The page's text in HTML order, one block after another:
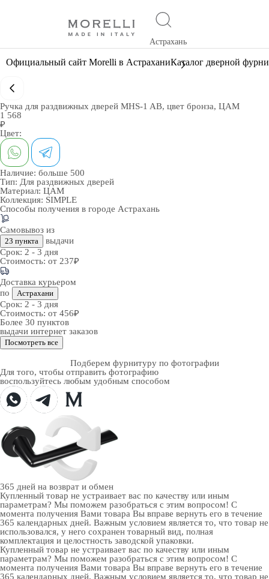
Астрахань
Официальный сайт Morelli в АстраханиКаталог дверной
Ручка для раздвижных дверей MHS-1 AB, цвет бронза, ЦАМ
1 568
₽
Цвет:
Наличие: больше 500
Тип: Для раздвижных дверей
Материал: ЦАМ
Коллекция: SIMPLE
Способы получения в городе Астрахань
Самовывоз из
23 пункта
выдачи
Срок: 2 - 3 дня
Стоимость: от 237₽
Доставка курьером
по
Астрахани
Срок: 2 - 3 дня
Стоимость: от 456₽
Более 30 пунктов
выдачи интернет заказов
Посмотреть все
Подберем фурнитуру по фотографии
Для того, чтобы отправить фотографию
воспользуйтесь любым удобным способом
365 дней на возврат и обмен
Купленный товар не устраивает вас по качеству или иным
параметрам? Мы поможем разобраться с этим вопросом! С
момента получения Вами товара Вы вправе вернуть его в течение
365 календарных дней. Важным условием является то, что товар не
использовался, у него сохранен товарный вид, полная
комплектация и целостность заводской упаковки.
Купленный товар не устраивает вас по качеству или иным
параметрам? Мы поможем разобраться с этим вопросом! С
момента получения Вами товара Вы вправе вернуть его в течение
365 календарных дней. Важным условием является то, что товар не